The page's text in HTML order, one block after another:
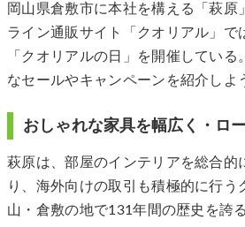
岡山県倉敷市に本社を構える「萩原
ライン通販サイト「クオリアル」で
「クオリアルの日」を開催してい
なセールやキャンペーンを紹介しよ
おしゃれな家具を幅広く・ロ
萩原は、部屋のインテリアを総合的
り、海外向けの取引も積極的に行う
山・倉敷の地で131年間の歴史を誇る